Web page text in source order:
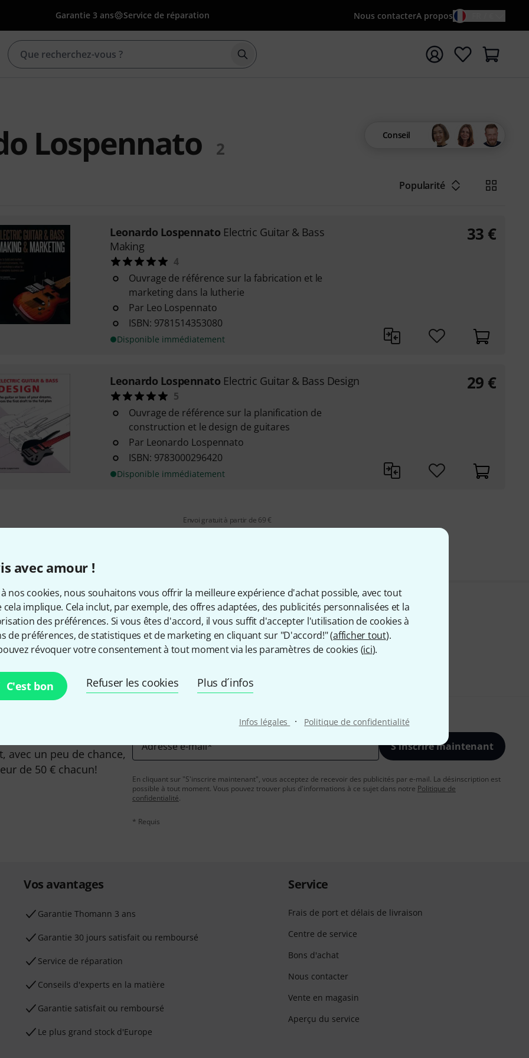
avec amour !
à nos cookies, nous souhaitons vous offrir la meilleure expérience d'achat possible, avec tout
cela implique. Cela inclut, par exemple, des offres adaptées, des publicités personnalisées et la
des préférences. Si vous êtes d'accord, il vous suffit d'accepter l'utilisation de cookies à
de préférences, de statistiques et de marketing en cliquant sur "D'accord!" (afficher tout).
révoquer votre consentement à tout moment via les paramètres de cookies (ici).
C'est bon Refuser les cookies Plus d´infos
Infos légales · Politique de confidentialité
Garantie 3 ans Service de réparation Nous contacterA propos
Démarrer la recherche avec le terme de recherche
Lospennato 2
Conseil
Popularité
Leonardo Lospennato Electric Guitar & Bass
Making
4
Ouvrage de référence sur la fabrication et le
marketing dans la lutherie
Par Leo Lospennato
ISBN: 9781514353080
Disponible immédiatement
33 €
Leonardo Lospennato Electric Guitar & Bass Design
5
Ouvrage de référence sur la planification de
construction et le design de guitares
Par Leonardo Lospennato
ISBN: 9783000296420
Disponible immédiatement
29 €
Envoi gratuit à partir de 69 €
Aimez-vous ce que vous voyez ?
Partager Aide et commentaires
avec un peu de chance,
de 50 € chacun!
Adresse e-mail* S'inscrire maintenant
En cliquant sur "S'inscrire maintenant", vous acceptez de recevoir des publicités par e-mail. La désinscription est
possible à tout moment. Vous pouvez trouver plus d'informations à ce sujet dans notre Politique de
confidentialité.
* Requis
Vos avantages
Ga­ran­tie Thomann 3 ans
Garantie 30 jours satisfait ou remboursé
Service de réparation
Conseils d'experts en la matière
Garantie satisfait ou remboursé
Le plus grand stock d'Europe
Service
Frais de port et délais de livraison
Centre de service
Bons d'achat
Nous contacter
Vente en magasin
Aperçu du service